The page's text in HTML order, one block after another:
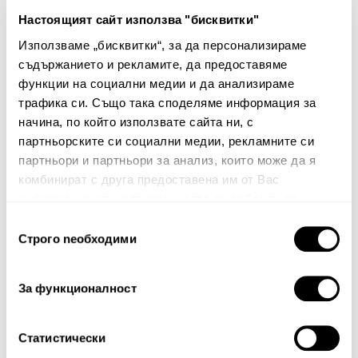
Настоящият сайт използва "бисквитки"
Използваме „бисквитки“, за да персонализираме
съдържанието и рекламите, да предоставяме
функции на социални медии и да анализираме
трафика си. Също така споделяме информация за
начина, по който използвате сайта ни, с
партньорските си социални медии, рекламните си
партньори и партньори за анализ, които може да я
комбинират с друга предоставена им от Вас
наСтрого nеобходими
За функционалност
Статистически
10.50€ 20.54лв.
Няма мнения за този продукт.
Споделете Вашето мнение
Име